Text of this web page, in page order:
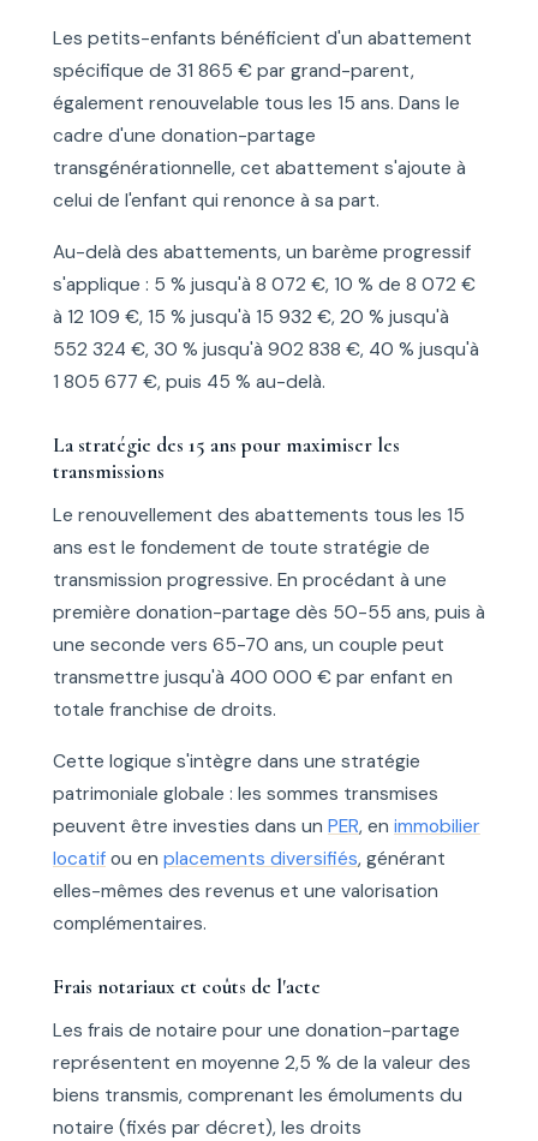
Les petits-enfants bénéficient d'un abattement
spécifique de 31 865 € par grand-parent,
également renouvelable tous les 15 ans. Dans le
cadre d'une donation-partage
transgénérationnelle, cet abattement s'ajoute à
celui de l'enfant qui renonce à sa part.
Au-delà des abattements, un barème progressif
s'applique : 5 % jusqu'à 8 072 €, 10 % de 8 072 €
à 12 109 €, 15 % jusqu'à 15 932 €, 20 % jusqu'à
552 324 €, 30 % jusqu'à 902 838 €, 40 % jusqu'à
1 805 677 €, puis 45 % au-delà.
La stratégie des 15 ans pour maximiser les
transmissions
Le renouvellement des abattements tous les 15
ans est le fondement de toute stratégie de
transmission progressive. En procédant à une
première donation-partage dès 50-55 ans, puis à
une seconde vers 65-70 ans, un couple peut
transmettre jusqu'à 400 000 € par enfant en
totale franchise de droits.
Cette logique s'intègre dans une stratégie
patrimoniale globale : les sommes transmises
peuvent être investies dans un PER, en immobilier
locatif ou en placements diversifiés, générant
elles-mêmes des revenus et une valorisation
complémentaires.
Frais notariaux et coûts de l'acte
Les frais de notaire pour une donation-partage
représentent en moyenne 2,5 % de la valeur des
biens transmis, comprenant les émoluments du
notaire (fixés par décret), les droits